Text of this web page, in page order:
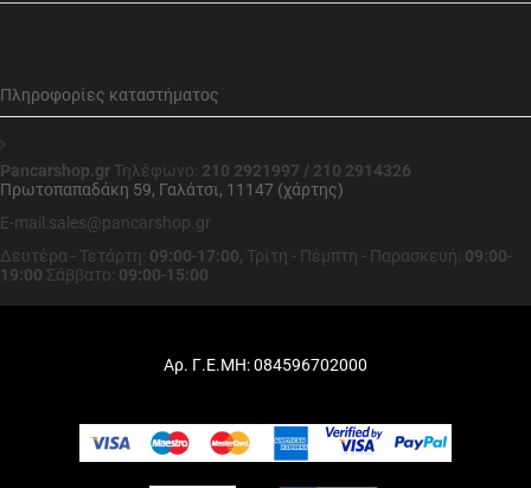
Πληροφορίες καταστήματος
Pancarshop.gr Τηλέφωνο: 210 2921997 / 210 2914326
Πρωτοπαπαδάκη 59, Γαλάτσι, 11147 (χάρτης)
E-mail:sales@pancarshop.gr
Δευτέρα - Τετάρτη: 09:00-17:00, Τρίτη - Πέμπτη - Παρασκευή: 09:00-
19:00 Σάββατο: 09:00-15:00
Αρ. Γ.Ε.ΜΗ: 084596702000